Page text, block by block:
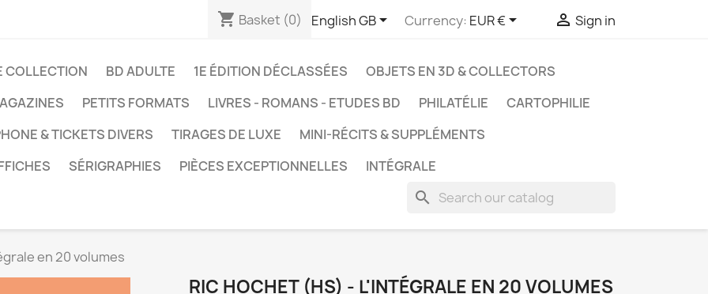
shopping_cart Basket (0) English GB Currency: EUR €  Sign in
COLLECTION BD ADULTE 1E ÉDITION DÉCLASSÉES
OBJETS EN 3D & COLLECTORS
PETITS FORMATS LIVRES - ROMANS - ETUDES BD PHILATÉLIE
CARTOPHILIE
& TICKETS DIVERS
TIRAGES DE LUXE
MINI-RÉCITS & SUPPLÉMENTS
SÉRIGRAPHIES PIÈCES EXCEPTIONNELLES INTÉGRALE
search
en 20 volumes
RIC HOCHET (HS) - L'INTÉGRALE EN 20 VOLUMES